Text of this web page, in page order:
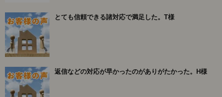
とても信頼できる諸対応で満足した。T様
返信などの対応が早かったのがありがたかった。H様